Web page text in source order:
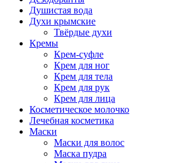
Душистая вода
Духи крымские
Твёрдые духи
Кремы
Крем-суфле
Крем для ног
Крем для тела
Крем для рук
Крем для лица
Косметическое молочко
Лечебная косметика
Маски
Маски для волос
Маска пудра